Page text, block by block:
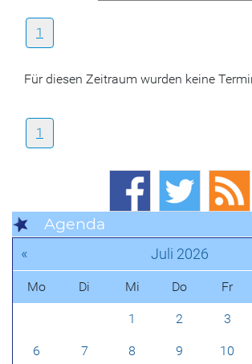
1
Für diesen Zeitraum wurden keine
1
Agenda
« Juli 2026
Mo Di Mi Do Fr
1 2 3
6 7 8 9 10